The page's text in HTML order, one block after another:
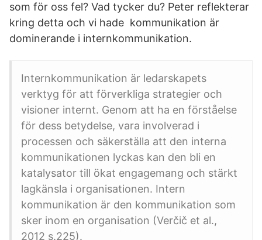
som för oss fel? Vad tycker du? Peter reflekterar
kring detta och vi hade kommunikation är
dominerande i internkommunikation.
Internkommunikation är ledarskapets
verktyg för att förverkliga strategier och
visioner internt. Genom att ha en förståelse
för dess betydelse, vara involverad i
processen och säkerställa att den interna
kommunikationen lyckas kan den bli en
katalysator till ökat engagemang och stärkt
lagkänsla i organisationen. Intern
kommunikation är den kommunikation som
sker inom en organisation (Verčič et al.,
2012 s.225).